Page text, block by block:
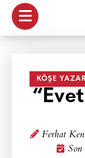
KÖŞE
Ferhat